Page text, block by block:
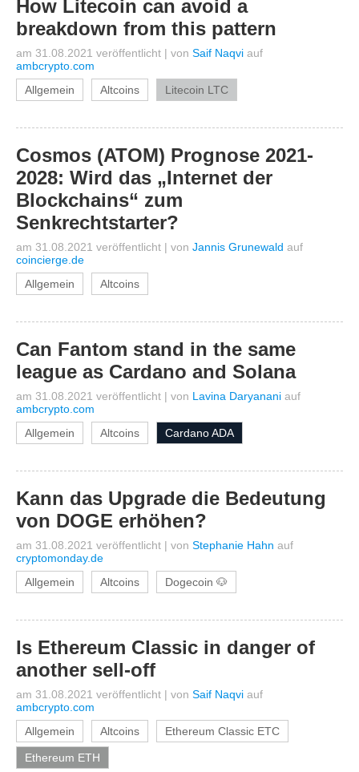
How Litecoin can avoid a
breakdown from this pattern
am 31.08.2021 veröffentlicht | von Saif Naqvi auf
ambcrypto.com
Allgemein
Altcoins Litecoin LTC
Cosmos (ATOM) Prognose 2021-
2028: Wird das „Internet der
Blockchains“ zum
Senkrechtstarter?
am 31.08.2021 veröffentlicht | von Jannis Grunewald auf
coincierge.de
Allgemein
Altcoins
Can Fantom stand in the same
league as Cardano and Solana
am 31.08.2021 veröffentlicht | von Lavina Daryanani auf
ambcrypto.com
Allgemein
Altcoins Cardano ADA
Kann das Upgrade die Bedeutung
von DOGE erhöhen?
am 31.08.2021 veröffentlicht | von Stephanie Hahn auf
cryptomonday.de
Allgemein
Altcoins Dogecoin 🐶
Is Ethereum Classic in danger of
another sell-off
am 31.08.2021 veröffentlicht | von Saif Naqvi auf
ambcrypto.com
Allgemein
Altcoins Ethereum Classic ETC
Ethereum ETH